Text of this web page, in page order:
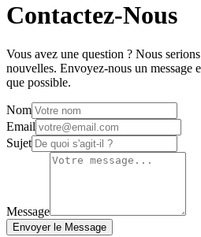
Contactez-Nous
Vous avez une question ? Nous
nouvelles. Envoyez-nous un message
que possible.
Nom
Email
Sujet
Message
Envoyer le Message